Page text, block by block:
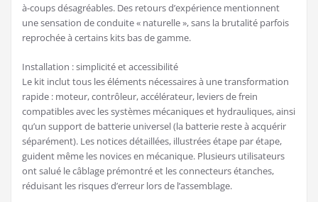
à-coups désagréables. Des retours d’expérience mentionnent
une sensation de conduite « naturelle », sans la brutalité parfois
reprochée à certains kits bas de gamme.
Installation : simplicité et accessibilité
Le kit inclut tous les éléments nécessaires à une transformation
rapide : moteur, contrôleur, accélérateur, leviers de frein
compatibles avec les systèmes mécaniques et hydrauliques, ainsi
qu’un support de batterie universel (la batterie reste à acquérir
séparément). Les notices détaillées, illustrées étape par étape,
guident même les novices en mécanique. Plusieurs utilisateurs
ont salué le câblage prémontré et les connecteurs étanches,
réduisant les risques d’erreur lors de l’assemblage.